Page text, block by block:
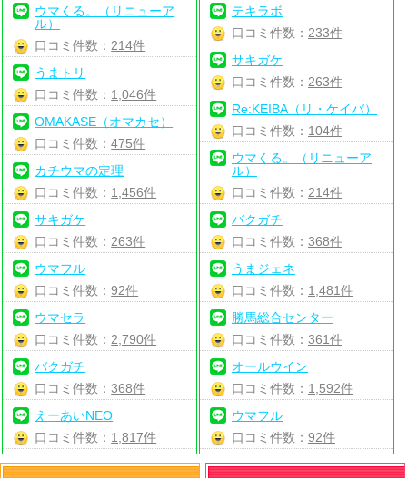
ウマくる。（リニューア
ル）
口コミ件数： 214件
うまトリ
口コミ件数： 1,046件
OMAKASE（オマカセ）
口コミ件数：475件
カチウマの定理
口コミ件数： 1,456件
サキガケ
口コミ件数： 263件
ウマフル
口コミ件数：92件
ウマセラ
口コミ件数： 2,790件
バクガチ
口コミ件数：368件
えーあいNEO
口コミ件数： 1,817件
テキラボ
口コミ件数： 233件
サキガケ
口コミ件数： 263件
Re:KEIBA（リ・ケイバ）
口コミ件数： 104件
ウマくる。（リニューア
ル）
口コミ件数： 214件
バクガチ
口コミ件数： 368件
うまジェネ
口コミ件数： 1,481件
勝馬総合センター
口コミ件数： 361件
オールウイン
口コミ件数： 1,592件
ウマフル
口コミ件数： 92件